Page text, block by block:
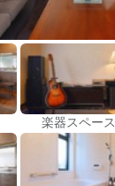
楽器スペース